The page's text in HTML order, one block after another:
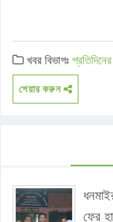
খবর বিভাগঃ
শেয়ার করুন
ফের